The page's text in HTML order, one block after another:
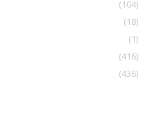
(104)
(18)
(1)
(416)
(436)